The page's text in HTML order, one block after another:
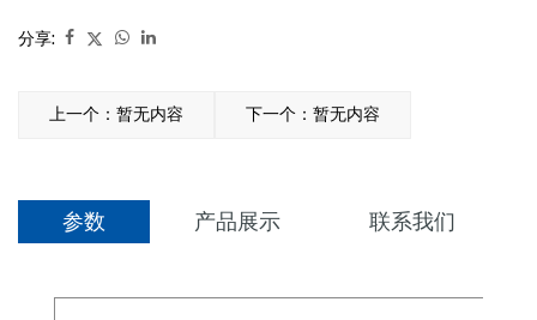
分享:
上一个：暂无内容 下一个：暂无内容
参数 产品展示 联系我们